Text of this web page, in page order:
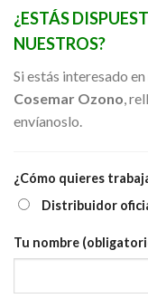
¿ESTÁS
NUESTROS?
Si estás interesado
Cosemar Ozono,
envíanoslo.
¿Cómo quieres
Distribuidor
Tu nombre